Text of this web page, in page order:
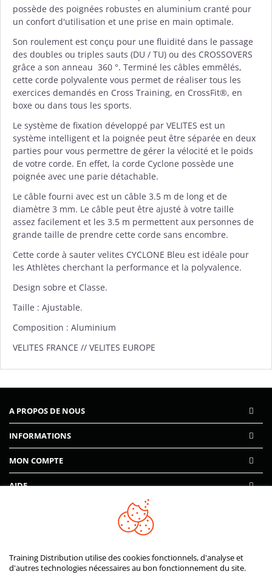
possède des poignées robustes en aluminium cranté pour
un confort d'utilisation et une prise en main optimale.
Son roulement est conçu pour une fluidité dans le passage
des doubles ou triples sauts (DU / TU) ou des CROSSOVERS
grâce a son anneau 360 °. Terminé les câbles emmêlés,
cette corde polyvalente vous permet de réaliser tous les
exercices demandés en Cross Training, en CrossFit®, en
boxe ou dans tous les sports.
Le système de fixation développé par VELITES est un
système intelligent et la poignée peut être séparée en deux
parties pour vous permettre de gérer la vélocité et le poids
de votre corde. En effet, la corde Cyclone possède une
poignée avec une parie détachable.
Le câble fourni avec est un câble 3.5 m de long et de
diamètre 3 mm. Le câble peut être ajusté à votre taille
assez facilement et les 3.5 m permettent aux personnes de
grande taille de prendre cette corde sans encombre.
Cette corde à sauter velites CYCLONE Bleu est idéale pour
les Athlètes cherchant la performance et la polyvalence.
Design sobre et Classe.
Taille : Ajustable.
Composition : Aluminium
VELITES FRANCE // VELITES EUROPE
A PROPOS DE NOUS
INFORMATIONS
MON COMPTE
Training Distribution utilise des cookies fonctionnels, d'analyse et
d'autres technologies nécessaires au bon fonctionnement du site.
AIDE